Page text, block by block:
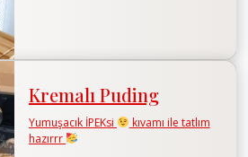
Kremalı Puding
Yumuşacık İPEKsi
kıvamı ile tatlım
hazırrr